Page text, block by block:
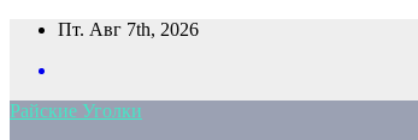
Перейти
содержимому
Пт. Авг 7th, 2026
Райские Уголки